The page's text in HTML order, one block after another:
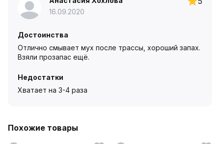
16.09.2020
Достоинства
Отлично смывает мух после трассы, хороший запах.
Взяли прозапас ещё.
Недостатки
Хватает на 3-4 раза
Похожие товары